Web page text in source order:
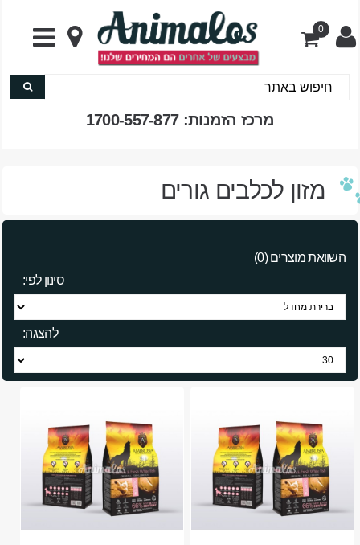
0
מרכז הזמנות: 1700-557-877
מזון לכלבים גורים
השוואת מוצרים (0)
סינון לפי:
להצגה: